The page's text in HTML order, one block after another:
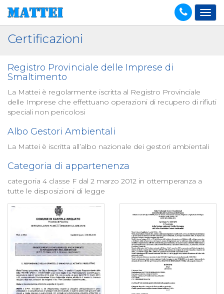
Certificazioni
Registro Provinciale delle Imprese di
Smaltimento
La Mattei è regolarmente iscritta al Registro Provinciale
delle Imprese che effettuano operazioni di recupero di rifiuti
speciali non pericolosi
Albo Gestori Ambientali
La Mattei è iscritta all’albo nazionale dei gestori ambientali
Categoria di appartenenza
categoria 4 classe F dal 2 marzo 2012 in ottemperanza a
tutte le disposizioni di legge